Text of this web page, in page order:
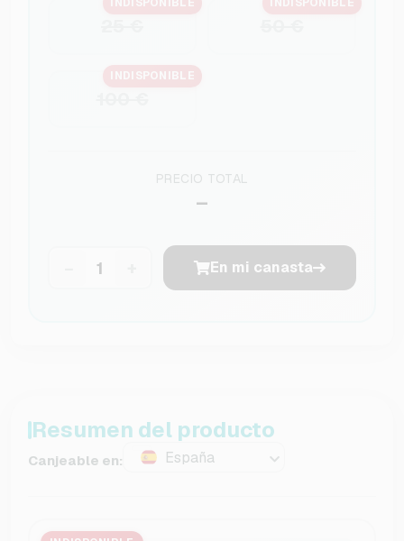
INDISPONIBLE INDISPONIBLE
INDISPONIBLE
PRECIO TOTAL
–
En mi canasta
Resumen del producto
Canjeable en: España